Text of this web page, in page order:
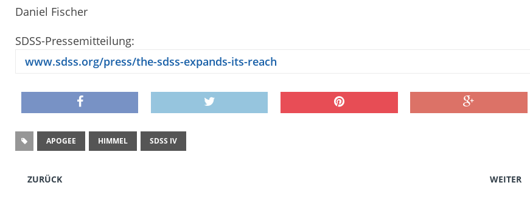
Daniel Fischer
SDSS-Pressemitteilung:
www.sdss.org/press/the-sdss-expands-its-reach
APOGEE HIMMEL SDSS IV
ZURÜCK WEITER